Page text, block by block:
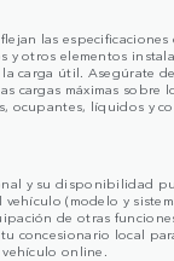
las especificaciones
y otros elementos
carga útil. Asegúrate
cargas máximas sobre
ocupantes, líquidos y
y su disponibilidad
vehículo (modelo y
de otras
concesionario local
online.